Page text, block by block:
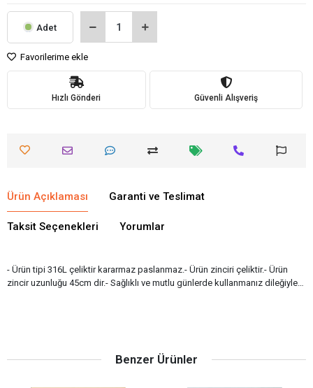
Adet
Favorilerime ekle
Hızlı Gönderi Güvenli Alışveriş
Ürün Açıklaması Garanti ve Teslimat
Taksit Seçenekleri Yorumlar
- Ürün tipi 316L çeliktir kararmaz paslanmaz.- Ürün zinciri çeliktir.- Ürün
zincir uzunluğu 45cm dir.- Sağlıklı ve mutlu günlerde kullanmanız dileğiyle…
Benzer Ürünler